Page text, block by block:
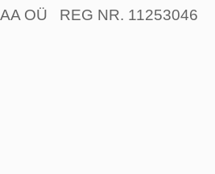
OÜ REG NR. 11253046